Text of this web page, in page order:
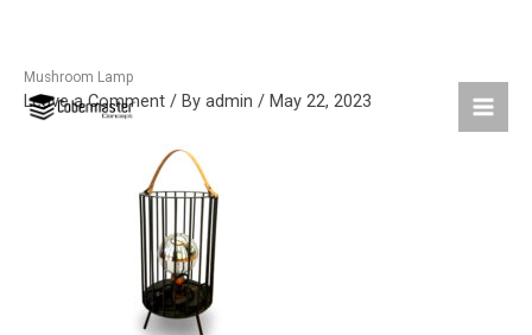
SkipMushroom Lamp
Leave a Comment / By admin / May 22, 2023